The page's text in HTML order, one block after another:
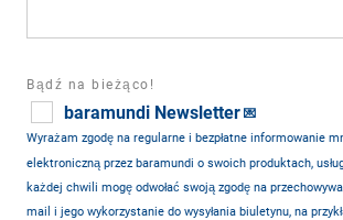
Bądź na bieżąco!
baramundi Newsletter 💌
Wyrażam zgodę na regularne i bezpłatne informowanie
elektroniczną przez baramundi o swoich produktach,
każdej chwili mogę odwołać swoją zgodę na
mail i jego wykorzystanie do wysyłania biuletynu, na